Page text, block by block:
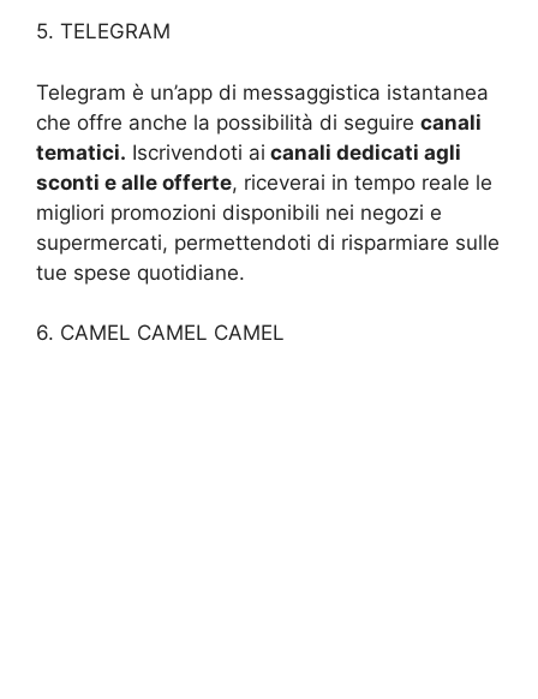
5. TELEGRAM
Telegram è un’app di messaggistica istantanea
che offre anche la possibilità di seguire canali
tematici. Iscrivendoti ai canali dedicati agli
sconti e alle offerte, riceverai in tempo reale le
migliori promozioni disponibili nei negozi e
supermercati, permettendoti di risparmiare sulle
tue spese quotidiane.
6. CAMEL CAMEL CAMEL